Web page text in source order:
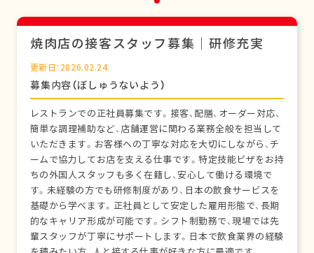
焼肉店の接客スタッフ募集｜研修充実
更新日：2026.02.24
募集内容（ぼしゅうないよう）
レストランでの正社員募集です。接客、配膳、オーダー対応、
簡単な調理補助など、店舗運営に関わる業務全般を担当して
いただきます。お客様への丁寧な対応を大切にしながら、チ
ームで協力してお店を支える仕事です。特定技能ビザをお持
ちの外国人スタッフも多く在籍し、安心して働ける環境で
す。未経験の方でも研修制度があり、日本の飲食サービスを
基礎から学べます。正社員として安定した雇用形態で、長期
的なキャリア形成が可能です。シフト制勤務で、現場では先
輩スタッフが丁寧にサポートします。日本で飲食業界の経験